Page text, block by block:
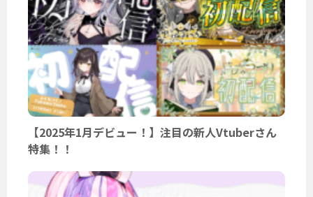
【2025年1月デビュー！】注目の新人Vtuberさん
特集！！